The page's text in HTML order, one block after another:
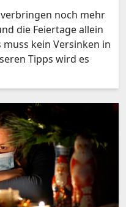
noch mehr
die Feiertage allein
muss kein Versinken in
Tipps wird es